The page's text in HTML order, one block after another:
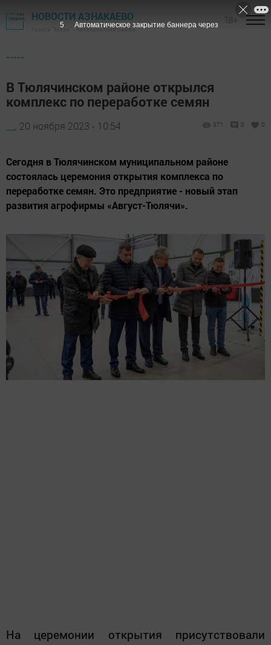
НОВОСТИ АЗНАКАЕВО
Газета "Маяк" - Азнакаевский район
-----
В Тюлячинском районе открылся
комплекс по переработке семян
__, 20 ноября 2023 - 10:54 371 0 0
Сегодня в Тюлячинском муниципальном районе
состоялась церемония открытия комплекса по
переработке семян. Это предприятие - новый этап
развития агрофирмы «Август-Тюлячи».
На церемонии открытия присутствовали
3 Автоматическое закрытие баннера через